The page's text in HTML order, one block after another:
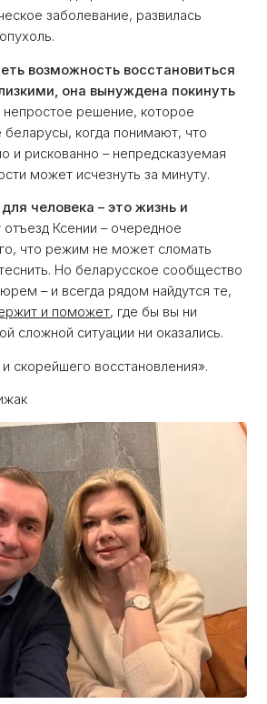
заболевание, развилась
возможность восстановиться
она вынуждена покинуть
непростое решение, которое
когда понимают, что
и рискованно – непредсказуемая
может исчезнуть за минуту.
человека – это жизнь и
Ксении – очередное
что режим не может сломать
Но беларусское сообщество
– и всегда рядом найдутся те,
и поможет, где бы вы ни
сложной ситуации ни оказались.
скорейшего восстановления».